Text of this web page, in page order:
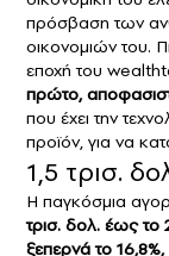
πρόσβαση των
οικονομιών του.
εποχή του
πρώτο,
που έχει την
προϊόν, για να
1,5 τρισ.
Η παγκόσμια
τρισ. δολ. έως το
ξεπερνά το